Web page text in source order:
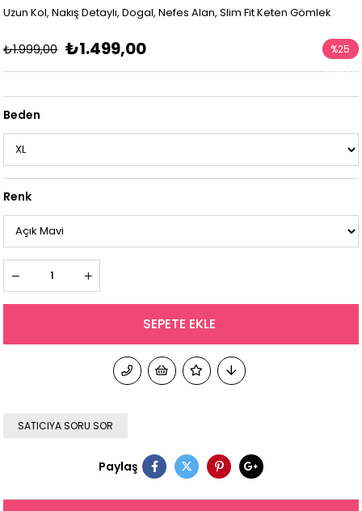
Uzun Kol, Nakış Detaylı, Dogal, Nefes Alan, Slim Fit Keten Gömlek
₺1.999,00 ₺1.499,00 %25
İndirim
Beden
Renk
SATICIYA SORU SOR
Paylaş